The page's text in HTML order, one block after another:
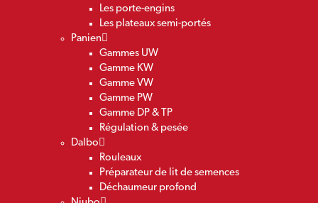
Les porte-engins
Les plateaux semi-portés
Panien
Gammes UW
Gamme KW
Gamme VW
Gamme PW
Gamme DP & TP
Régulation & pesée
Dalbo
Rouleaux
Préparateur de lit de semences
Déchaumeur profond